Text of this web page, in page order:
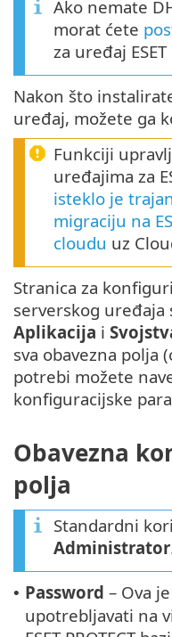
Ako nemate
morat ćete
za uređaj ESET
Nakon što
uređaj, možete ga
Funkciji
uređajima za
isteklo je
migraciju na
cloudu uz
Stranica za
serverskog uređaja
Aplikacija i
sva obavezna polja
potrebi možete
konfiguracijske
Obavezna
polja
Standardni
Administrator
• Password – Ova je
upotrebljavati na